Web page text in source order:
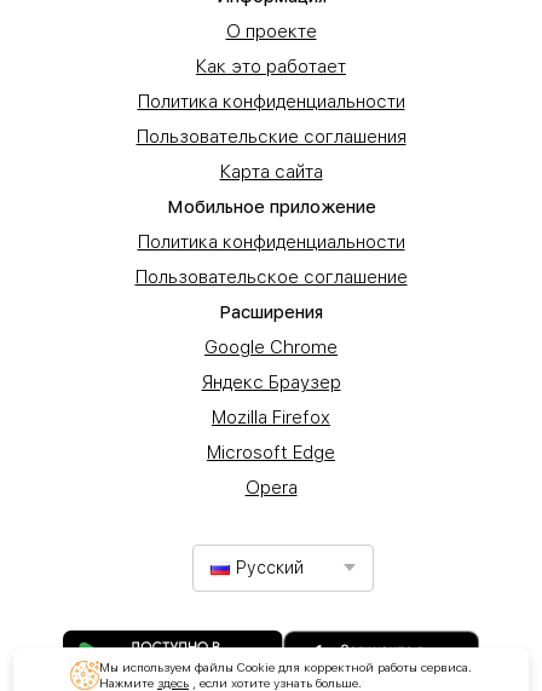
О проекте
Как это работает
Политика конфиденциальности
Пользовательские соглашения
Карта сайта
Мобильное приложение
Политика конфиденциальности
Пользовательское соглашение
Расширения
Google Chrome
Яндекс Браузер
Mozilla Firefox
Microsoft Edge
Opera
Русский
Мы используем файлы Cookie для корректной работы сервиса.
Нажмите здесь , если хотите узнать больше.